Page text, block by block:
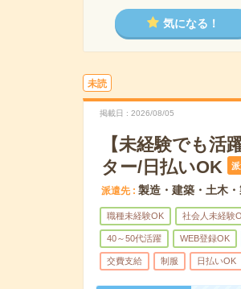
気になる！
未読
掲載日 2026/08/05
【未経験でも
ター/日払いOK
派遣先 製造・建築・土木
職種未経験OK 社会人未経験
40～50代活躍 WEB登録OK
交費支給 制服 日払いOK